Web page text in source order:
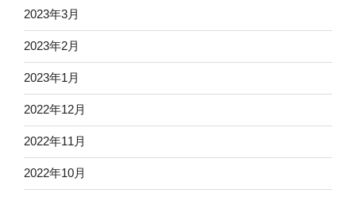
2023年3月
2023年2月
2023年1月
2022年12月
2022年11月
2022年10月